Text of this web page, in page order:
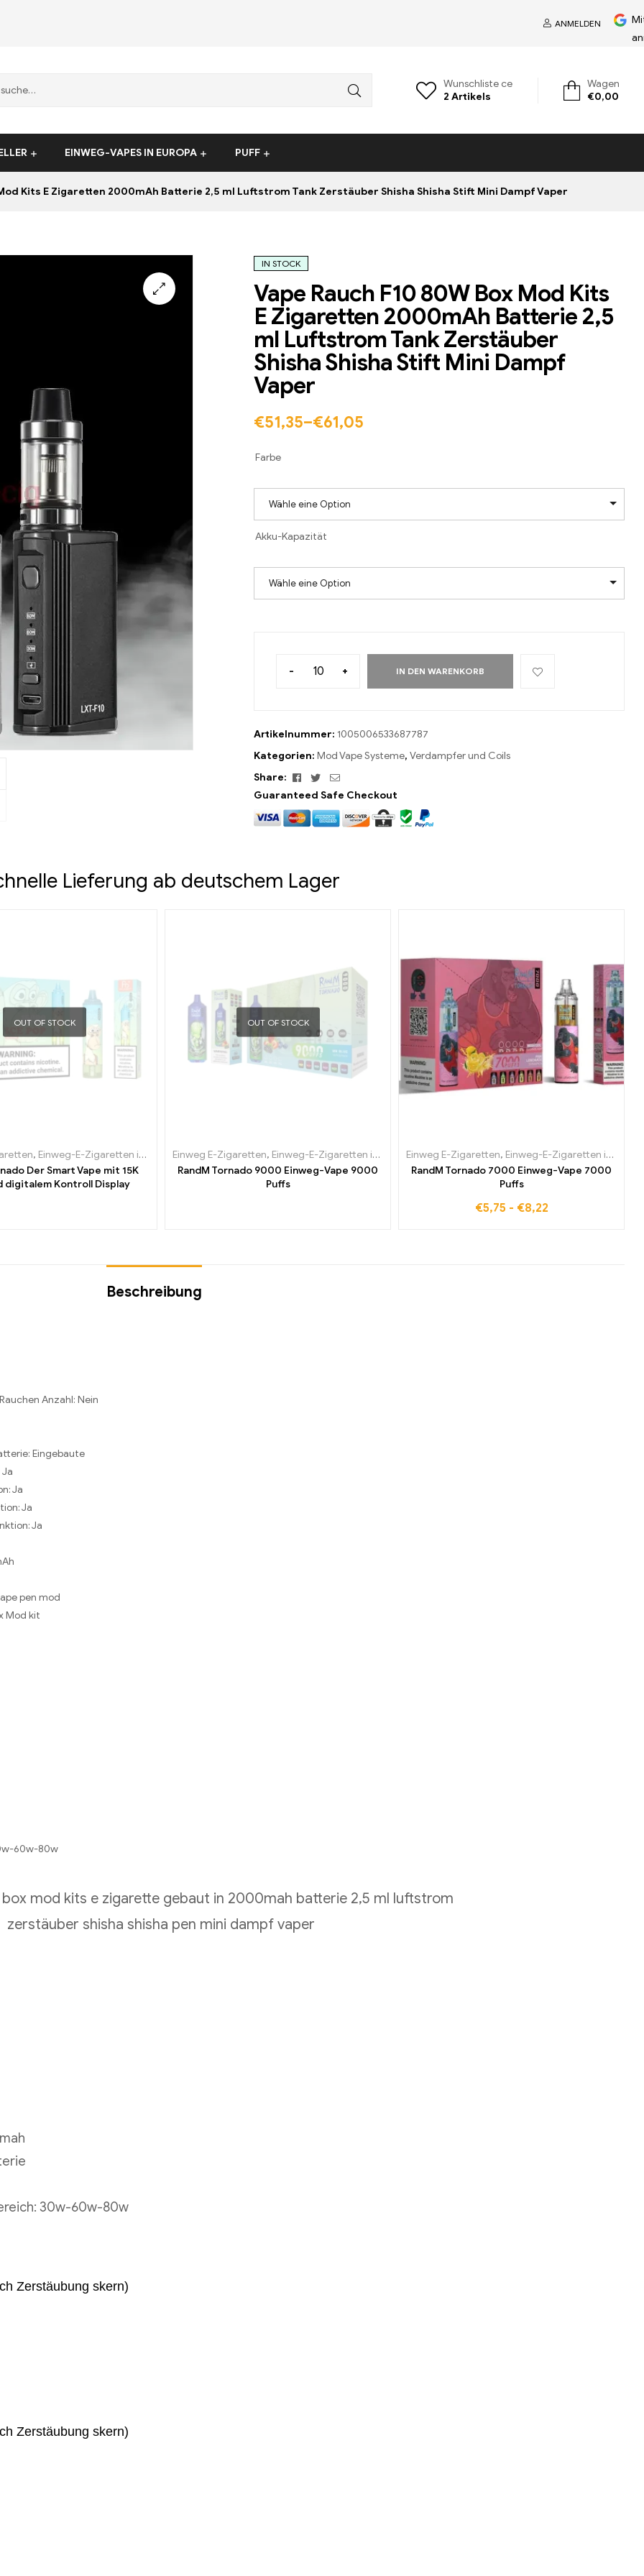
ANMELDEN
Wunschliste ce
2 Artikels
Wagen
€0,00
EINWEG-VAPES IN EUROPA PUFF
Kits E Zigaretten 2000mAh Batterie 2,5 ml Luftstrom Tank Zerstäuber Shisha Shisha Stift Mini Dampf Vaper
IN STOCK
Vape Rauch F10 80W Box Mod Kits
E Zigaretten 2000mAh Batterie 2,5
ml Luftstrom Tank Zerstäuber
Shisha Shisha Stift Mini Dampf
Vaper
€51,35–€61,05
Farbe
Wähle eine Option
Akku-Kapazität
Wähle eine Option
- + IN DEN WARENKORB
Artikelnummer: 1005006533687787
Kategorien: Mod Vape Systeme, Verdampfer und Coils
Share:
Facebook
TwitterEmail
Guaranteed Safe Checkout
Lieferung ab deutschem Lager
OUT OF STOCK
, Einweg-E-Zigaretten in Belgien ,Einweg-E-Zigaretten in Bulgarien,Einweg-E-Zigaretten in Dänemark, Einweg-E-Zigaretten in
Der Smart Vape mit 15K
digitalem Kontroll Display
OUT OF STOCK
Einweg E-Zigaretten, Einweg-E-Zigaretten in Belgien ,Einweg-E-Zigaretten in Bulgarien,Einweg-E-
RandM Tornado 9000 Einweg-Vape 9000
Puffs
Einweg E-Zigaretten, Einweg-E-Zigaretten in Belgien
RandM Tornado 7000 Einweg-Vape 7000
Puffs
€5,75 - €8,22
Beschreibung
Anzahl: Nein
Eingebaute
Ja
Ja
Ja
Ja
pen mod
Mod kit
60w-80w
mod kits e zigarette gebaut in 2000mah batterie 2,5 ml luftstrom
zerstäuber shisha shisha pen mini dampf vaper
30w-60w-80w
Zerstäubung skern)
Zerstäubung skern)